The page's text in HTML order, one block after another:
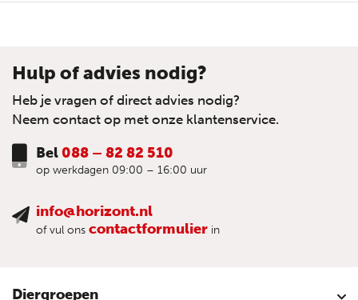
Hulp of advies nodig?
Heb je vragen of direct advies nodig?
Neem contact op met onze klantenservice.
Bel 088 – 82 82 510
op werkdagen 09:00 – 16:00 uur
info@horizont.nl
of vul ons contactformulier in
Diergroepen